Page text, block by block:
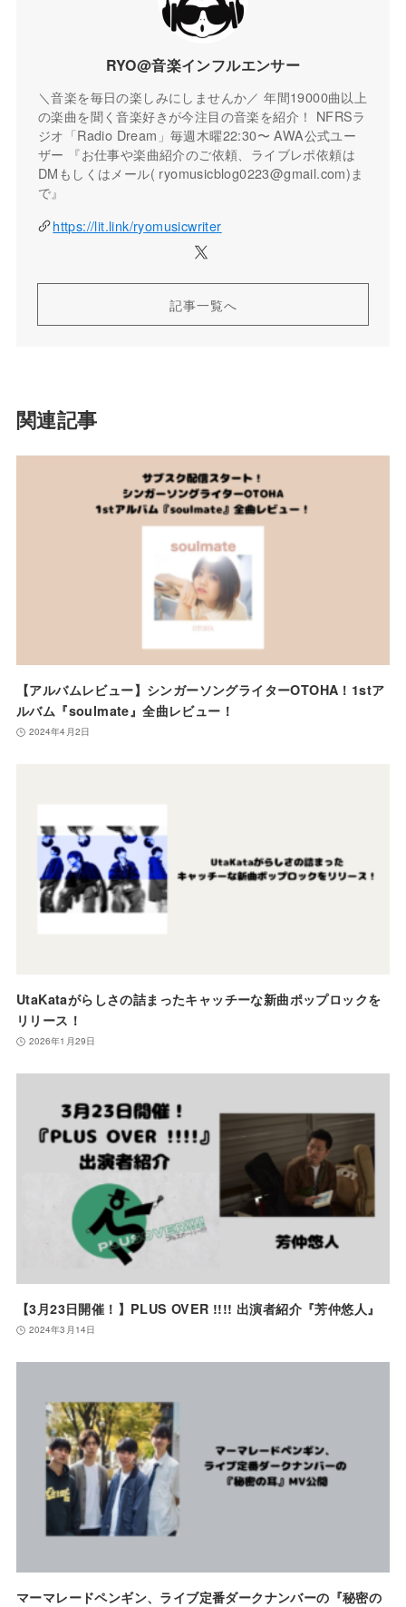
RYO@音楽インフルエンサー
＼音楽を毎日の楽しみにしませんか／ 年間19000曲以上
の楽曲を聞く音楽好きが今注目の音楽を紹介！ NFRSラ
ジオ「Radio Dream」毎週木曜22:30〜 AWA公式ユー
ザー 『お仕事や楽曲紹介のご依頼、ライブレポ依頼は
DMもしくはメール( ryomusicblog0223@gmail.com)ま
で』
https://lit.link/ryomusicwriter
記事一覧へ
関連記事
【アルバムレビュー】シンガーソングライターOTOHA！1stア
ルバム『soulmate』全曲レビュー！
2024年4月2日
UtaKataがらしさの詰まったキャッチーな新曲ポップロックを
リリース！
2026年1月29日
【3月23日開催！】PLUS OVER !!!! 出演者紹介『芳仲悠人』
2024年3月14日
マーマレードペンギン、ライブ定番ダークナンバーの『秘密の